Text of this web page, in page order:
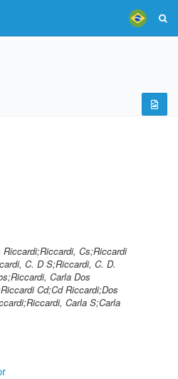
Cs;Riccardi
C. D S;Riccardi, C. D.
Carla Dos
Cd;Cd Riccardi;Dos
Carla S;Carla